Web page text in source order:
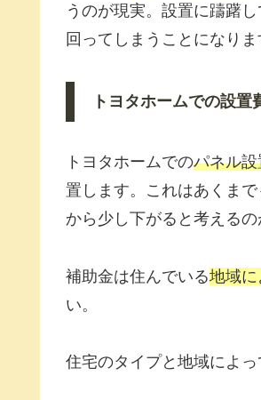
うのが現実。設置に躊躇
回ってしまうことになりま
トヨタホームでの設置
トヨタホームでのパネル
置します。これはあくま
から少し下がると考えるの
補助金は住んでいる地域
い。
住宅のタイプと地域によ